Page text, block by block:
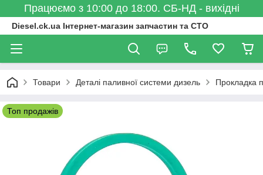
Працюємо з 10:00 до 18:00. СБ-НД - вихідні
Diesel.ck.ua Інтернет-магазин запчастин та СТО
Товари Деталі паливної системи дизель Прокладка
Топ продажів